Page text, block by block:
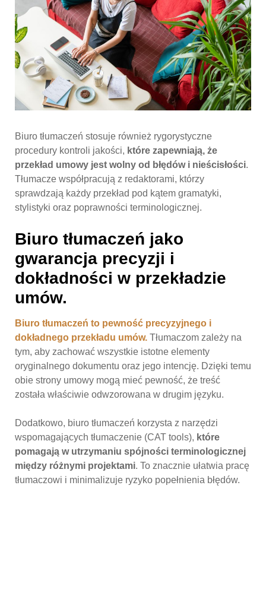
Biuro tłumaczeń stosuje również rygorystyczne
procedury kontroli jakości, które zapewniają, że
przekład umowy jest wolny od błędów i nieścisłości.
Tłumacze współpracują z redaktorami, którzy
sprawdzają każdy przekład pod kątem gramatyki,
stylistyki oraz poprawności terminologicznej.
Biuro tłumaczeń jako
gwarancja precyzji i
dokładności w przekładzie
umów.
Biuro tłumaczeń to pewność precyzyjnego i
dokładnego przekładu umów. Tłumaczom zależy na
tym, aby zachować wszystkie istotne elementy
oryginalnego dokumentu oraz jego intencję. Dzięki temu
obie strony umowy mogą mieć pewność, że treść
została właściwie odwzorowana w drugim języku.
Dodatkowo, biuro tłumaczeń korzysta z narzędzi
wspomagających tłumaczenie (CAT tools), które
pomagają w utrzymaniu spójności terminologicznej
między różnymi projektami. To znacznie ułatwia pracę
tłumaczowi i minimalizuje ryzyko popełnienia błędów.